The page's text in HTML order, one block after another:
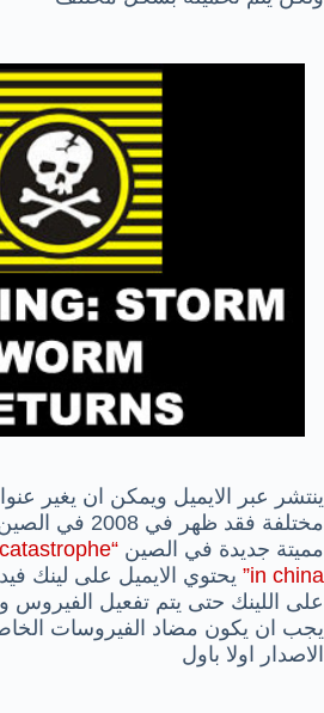
ينتشر عبر الايميل ويمكن ان يغير
مختلفة فقد ظهر في
مميتة جديدة في الصين
in china”
يحتوي الايميل على لينك
على اللينك حتى يتم تفعيل الفيروس
يجب ان يكون مضاد الفيروسات
الاصدار اولا باول